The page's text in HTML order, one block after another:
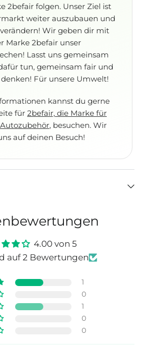
2befair folgen. Unser Ziel ist
weiter auszubauen und
Wir geben dir mit
Marke 2befair unser
Lasst uns gemeinsam
tun, gemeinsam fair und
Für unsere Umwelt!
kannst du gerne
für 2befair, die Marke für
, besuchen. Wir
auf deinen Besuch!
4.00 von 5
auf 2 Bewertungen
1
0
1
0
0